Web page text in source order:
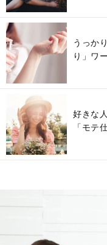
うっか
り」ワ
好きな
「モテ